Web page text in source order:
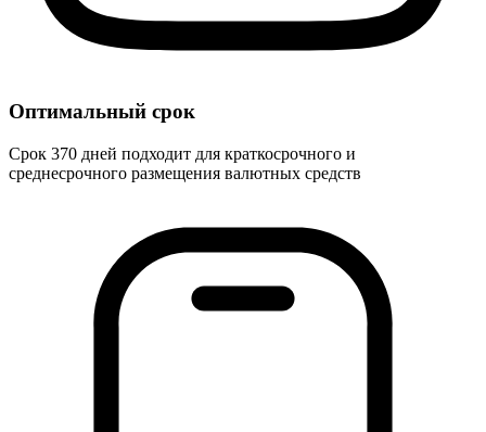
Оптимальный срок
Срок 370 дней подходит для краткосрочного и
среднесрочного размещения валютных средств